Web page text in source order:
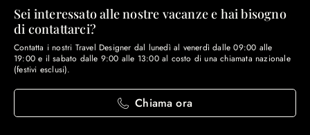
Sei interessato alle nostre vacanze e hai bisogno
di contattarci?
Contatta i nostri Travel Designer dal lunedì al venerdì dalle 09:00 alle
19:00 e il sabato dalle 9:00 alle 13:00 al costo di una chiamata nazionale
(festivi esclusi).
Chiama ora